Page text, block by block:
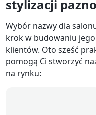
stylizacji
Wybór nazwy dla
krok w budowaniu
klientów. Oto sześć
pomogą Ci stworzyć
na rynku: